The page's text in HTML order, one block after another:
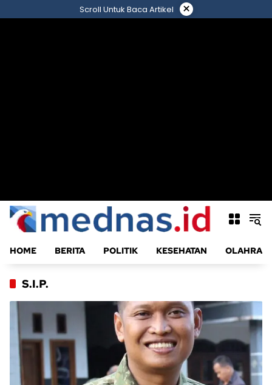
ke
Scroll Untuk Baca Artikel ×
HOME BERITA POLITIK KESEHATAN
S.I.P.